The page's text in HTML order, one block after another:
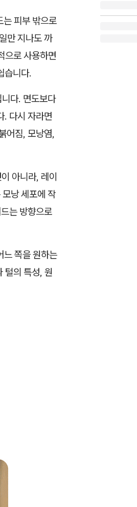
피부 밖으로
만 지나도 까
으로 사용하면
습니다.
다. 면도보다
. 다시 자라면
어짐, 모낭염,
아니라, 레이
낭 세포에 작
는 방향으로
느 쪽을 원하는
털의 특성, 원